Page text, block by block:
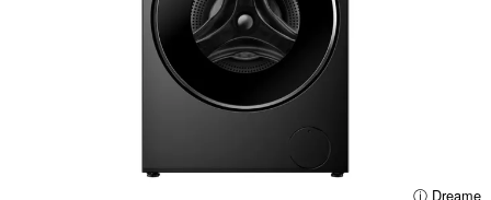
ⓘ Dreame